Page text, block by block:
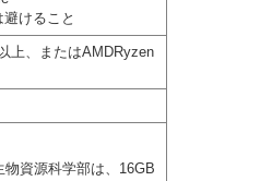
避けること
上、またはAMDRyzen
資源科学部は、16GB